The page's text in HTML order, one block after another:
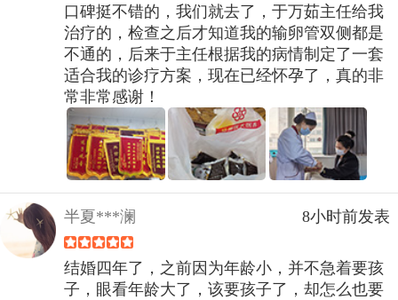
口碑挺不错的，我们就去了，于万茹主任给我
治疗的，检查之后才知道我的输卵管双侧都是
不通的，后来于主任根据我的病情制定了一套
适合我的诊疗方案，现在已经怀孕了，真的非
常非常感谢！
半夏***澜 8小时前发表
结婚四年了，之前因为年龄小，并不急着要孩
子，眼看年龄大了，该要孩子了，却怎么也要